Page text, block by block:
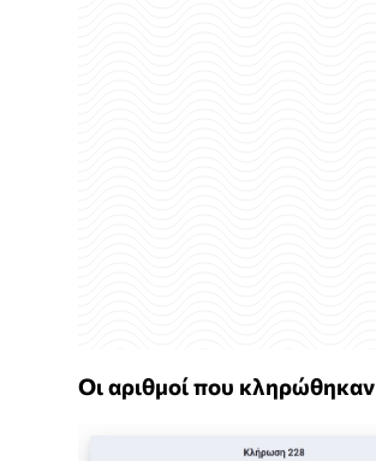
Οι αριθμοί που κληρώθηκαν